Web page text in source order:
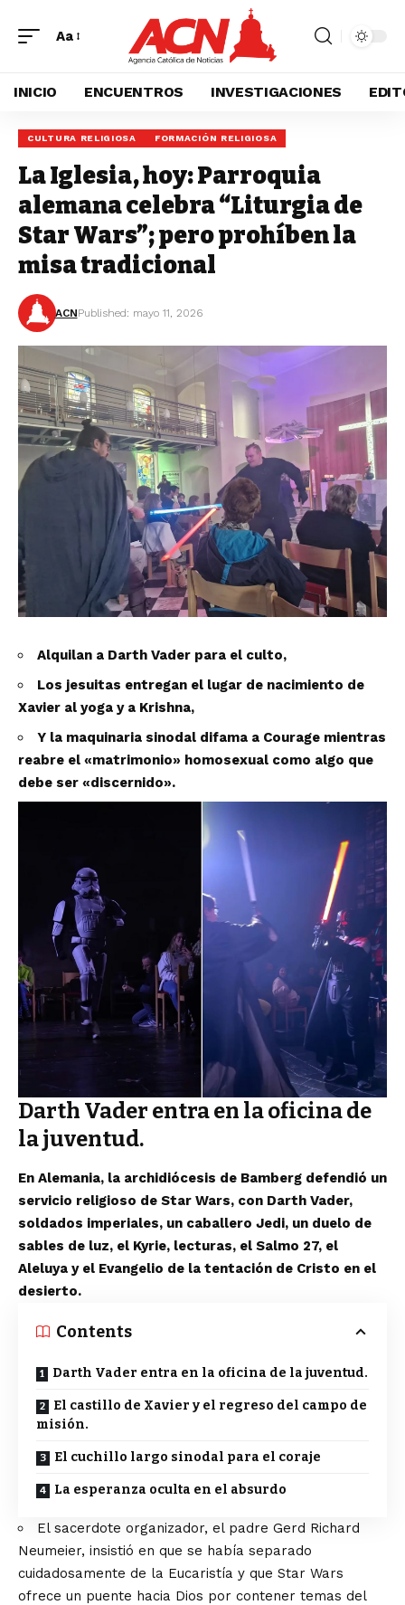
Aa
INICIO ENCUENTROS INVESTIGACIONES
CULTURA RELIGIOSA FORMACIÓN RELIGIOSA
La Iglesia, hoy: Parroquia
alemana celebra “Liturgia de
Star Wars”; pero prohíben la
misa tradicional
ACNPublished: mayo 11, 2026
Alquilan a Darth Vader para el culto,
Los jesuitas entregan el lugar de nacimiento de
Xavier al yoga y a Krishna,
Y la maquinaria sinodal difama a Courage mientras
reabre el «matrimonio» homosexual como algo que
debe ser «discernido».
Darth Vader entra en la oficina de
la juventud.
En Alemania, la archidiócesis de Bamberg defendió un
servicio religioso de Star Wars, con Darth Vader,
soldados imperiales, un caballero Jedi, un duelo de
sables de luz, el Kyrie, lecturas, el Salmo 27, el
Aleluya y el Evangelio de la tentación de Cristo en el
desierto.
Contents
Darth Vader entra en la oficina de la juventud.
El castillo de Xavier y el regreso del campo de
misión.
El cuchillo largo sinodal para el coraje
La esperanza oculta en el absurdo
El sacerdote organizador, el padre Gerd Richard
Neumeier, insistió en que se había separado
cuidadosamente de la Eucaristía y que Star Wars
ofrece un puente hacia Dios por contener temas del